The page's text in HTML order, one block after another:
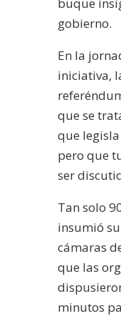
gobierno.
En la
iniciativa,
que se
que
pero que
ser
Tan solo
insumió
cámaras
que las
minutos